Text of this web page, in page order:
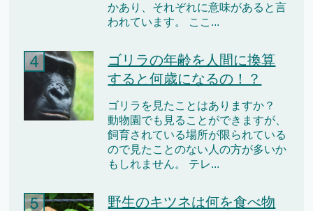
かあり、それぞれに意味があると言
われています。 ここ...
ゴリラの年齢を人間に換算
すると何歳になるの！？
ゴリラを見たことはありますか？
動物園でも見ることができますが、
飼育されている場所が限られている
ので見たことのない人の方が多いか
もしれません。 テレ...
野生のキツネは何を食べ物